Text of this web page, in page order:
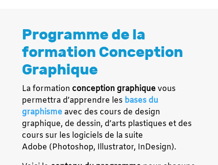
Programme de la
formation Conception
Graphique
La formation conception graphiquevous
permettra d’apprendre les bases du
graphismeavec des cours de design
graphique, de dessin, d’arts plastiques et des
cours sur les logiciels de la suite
Adobe (Photoshop, Illustrator, InDesign).